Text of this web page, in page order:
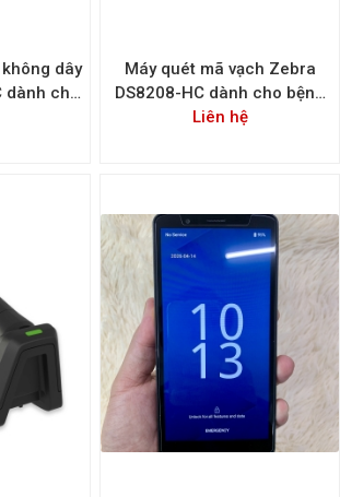
dây
dành cho
Máy quét mã vạch Zebra
DS8208-HC dành cho bệnh
viện
Liên hệ